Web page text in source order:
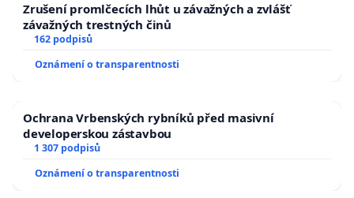
Zrušení promlčecích lhůt u závažných a zvlášť
závažných trestných činů
162 podpisů
Oznámení o transparentnosti
Ochrana Vrbenských rybníků před masivní
developerskou zástavbou
1 307 podpisů
Oznámení o transparentnosti